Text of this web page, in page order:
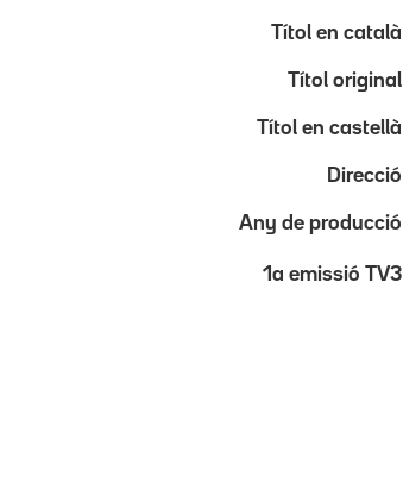
Títol en català
Títol original
Títol en castellà
Direcció
Any de producció
1a emissió TV3